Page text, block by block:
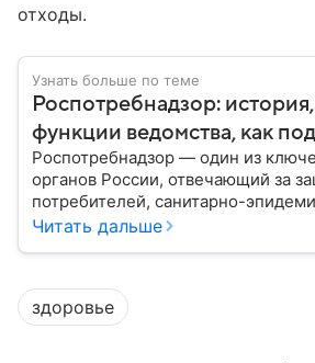
отходы.
Узнать больше по теме
Роспотребнадзор: история,
функции ведомства, как
Роспотребнадзор — один из
органов России, отвечающий за
потребителей, санитарно-
благополучие населения и
руководит им сегодня.
Читать дальше
здоровье